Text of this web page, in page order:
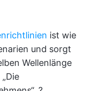
ist wie
und sorgt
Wellenlänge